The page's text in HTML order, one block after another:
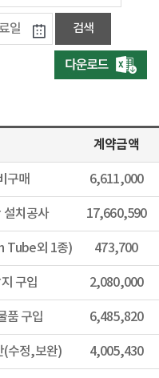
계약금액
구매 6,611,000
설치공사 17,660,590
Tube외 1종) 473,700
구입 2,080,000
품 구입 6,485,820
(수정,보완) 4,005,430